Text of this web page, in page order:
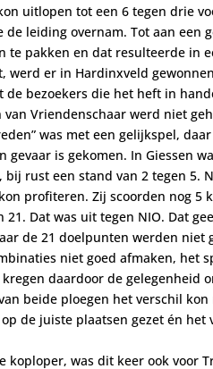
uitlopen tot een 6 tegen drie
de leiding overnam. Tot aan een
te pakken en dat resulteerde in
werd er in Hardinxveld
de bezoekers die het heft in
Vriendenschaar werd niet
was met een gelijkspel,
gevaar is gekomen. In Giessen
rust een stand van 2 tegen 5.
profiteren. Zij scoorden nog 5
21. Dat was uit tegen NIO. Dat
de 21 doelpunten werden
niet goed afmaken, het
daardoor de
beide ploegen het verschil
de juiste plaatsen gezet én
koploper, was dit keer ook voor